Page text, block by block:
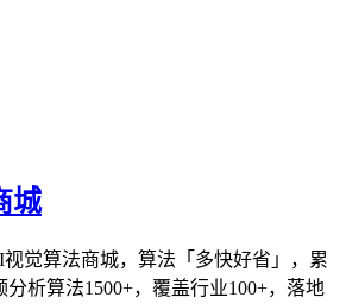
城
觉算法商城，算法「多快好省」，累
析算法1500+，覆盖行业100+，落地